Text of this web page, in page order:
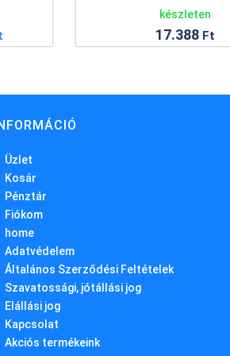
készleten
146Ft
Üzlet
Kosár
Pénztár
Fiókom
home
Adatvédelem
Általános Szerződési Feltételek
Szavatossági, jótállási jog
Elállási jog
Kapcsolat
Akciós termékeink